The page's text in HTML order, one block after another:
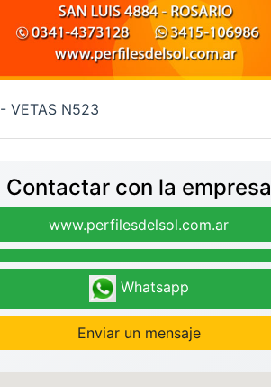
- VETAS N523
Contactar con la empresa
www.perfilesdelsol.com.ar
Whatsapp
Enviar un mensaje